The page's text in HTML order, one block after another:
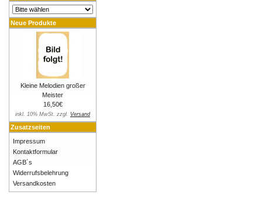
Neue Produkte
Kleine Melodien großer
Meister
16,50€
inkl. 10% MwSt. zzgl. Versand
Zusatzseiten
Impressum
Kontaktformular
AGB´s
Widerrufsbelehrung
Versandkosten